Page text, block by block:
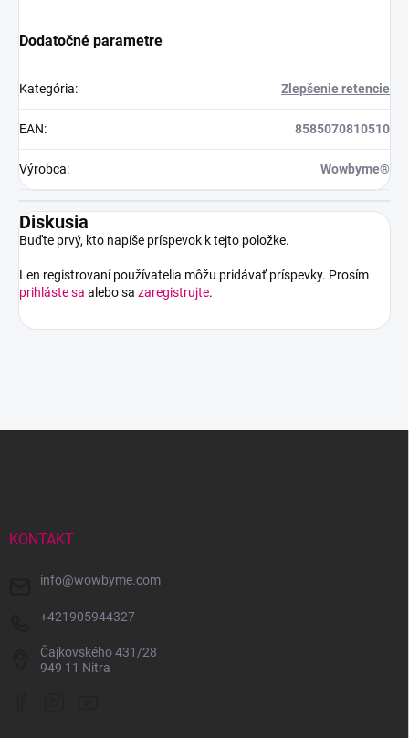
Dodatočné parametre
Kategória: Zlepšenie retencie
EAN: 8585070810510
Výrobca: Wowbyme®
Diskusia
Buďte prvý, kto napíše príspevok k tejto položke.
Len registrovaní používatelia môžu pridávať príspevky. Prosím
prihláste sa alebo sa zaregistrujte.
KONTAKT
info@wowbyme.com
+421905944327
Čajkovského 431/28
949 11 Nitra